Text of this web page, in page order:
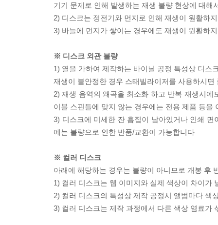
기기 문제로 인해 발생하는 재생 불량 현상에 대
2) 디스크는 정전기와 먼지로 인해 재생이 원활하
3) 바늘에 먼지가 쌓이는 경우에도 재생이 원활하
※ 디스크 외관 불량
1) 열을 가하여 제작하는 바이닐 공정 특성상 디스
재생이 불안정한 경우 스태빌라이저를 사용하시
2) 재생 음역의 왜곡을 최소화 하고 반복 재생시
이블 스핀들에 맞지 않는 경우에는 전용 제품 등
3) 디스크에 미세한 잔 흠집이 남아있거나 인쇄
에는 불량으로 인한 반품/교환이 가능합니다
※ 컬러 디스크
아래에 해당하는 경우는 불량이 아니므로 개봉 후
1) 컬러 디스크는 웹 이미지와 실제 색상이 차이가
2) 컬러 디스크의 특성상 제작 공정시 앨범마다 색
3) 컬러 디스크는 제작 과정에서 다른 색상 염료가